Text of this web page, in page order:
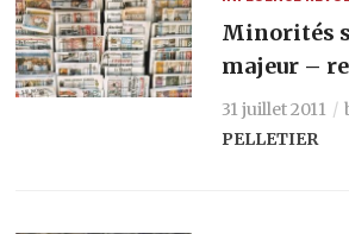
Minorités
majeur –
31 juillet 2011
PELLETIER